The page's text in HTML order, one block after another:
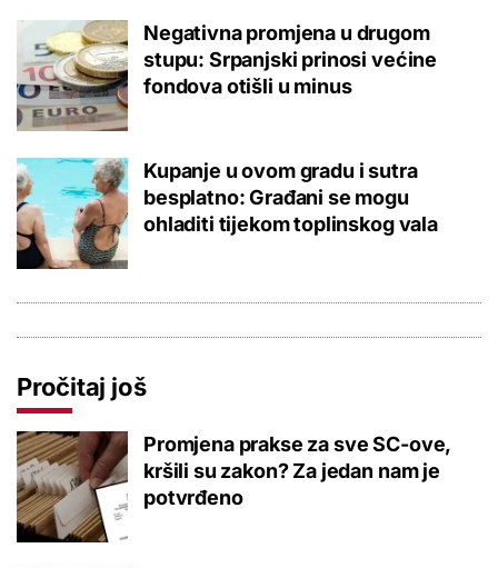
Negativna promjena u drugom
stupu: Srpanjski prinosi većine
fondova otišli u minus
Kupanje u ovom gradu i sutra
besplatno: Građani se mogu
ohladiti tijekom toplinskog vala
Pročitaj još
Promjena prakse za sve SC-ove,
kršili su zakon? Za jedan nam je
potvrđeno